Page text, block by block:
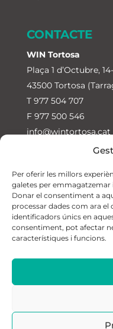
Per oferir les millors
galetes per emmagatzemar
Donar el consentiment a
processar dades com ara
identificadors únics en
consentiment, pot afectar
característiques i funcions.
CONTACTE
WIN Tortosa
Plaça 1 d’Octubre,
43500 Tortosa
T 977 504 707
F 977 500 546
info@wintortosa.cat
Ctra. de Jesús a
43590 Jesús-
T 674 315 711
Blog
SEU